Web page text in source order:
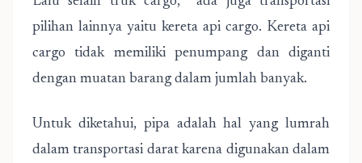
pilihan lainnya yaitu kereta api cargo. Kereta api
cargo tidak memiliki penumpang dan diganti
dengan muatan barang dalam jumlah banyak.
Untuk diketahui, pipa adalah hal yang lumrah
dalam transportasi darat karena digunakan dalam